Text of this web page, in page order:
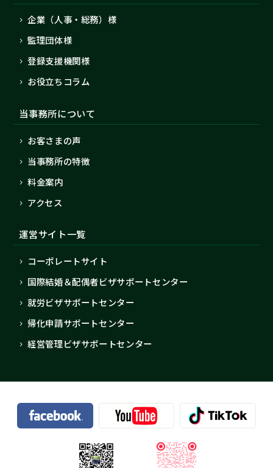
企業（人事・総務）様
監理団体様
登録支援機関様
お役立ちコラム
当事務所について
お客さまの声
当事務所の特徴
料金案内
アクセス
運営サイト一覧
コーポレートサイト
国際結婚＆配偶者ビザサポートセンター
就労ビザサポートセンター
帰化申請サポートセンター
経営管理ビザサポートセンター